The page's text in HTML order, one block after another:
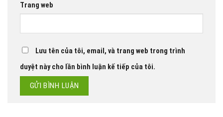
Trang web
Lưu tên của tôi, email, và trang web trong trình
duyệt này cho lần bình luận kế tiếp của tôi.